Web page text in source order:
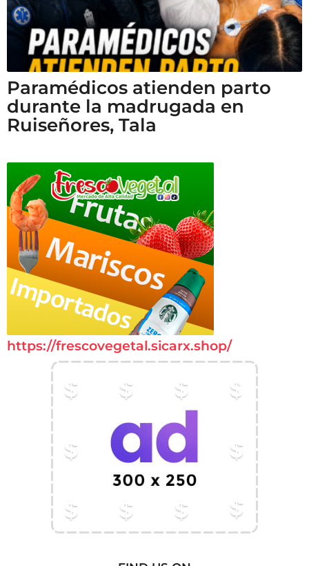
Paramédicos atienden parto
durante la madrugada en
Ruiseñores, Tala
https://frescovegetal.sicarx.shop/